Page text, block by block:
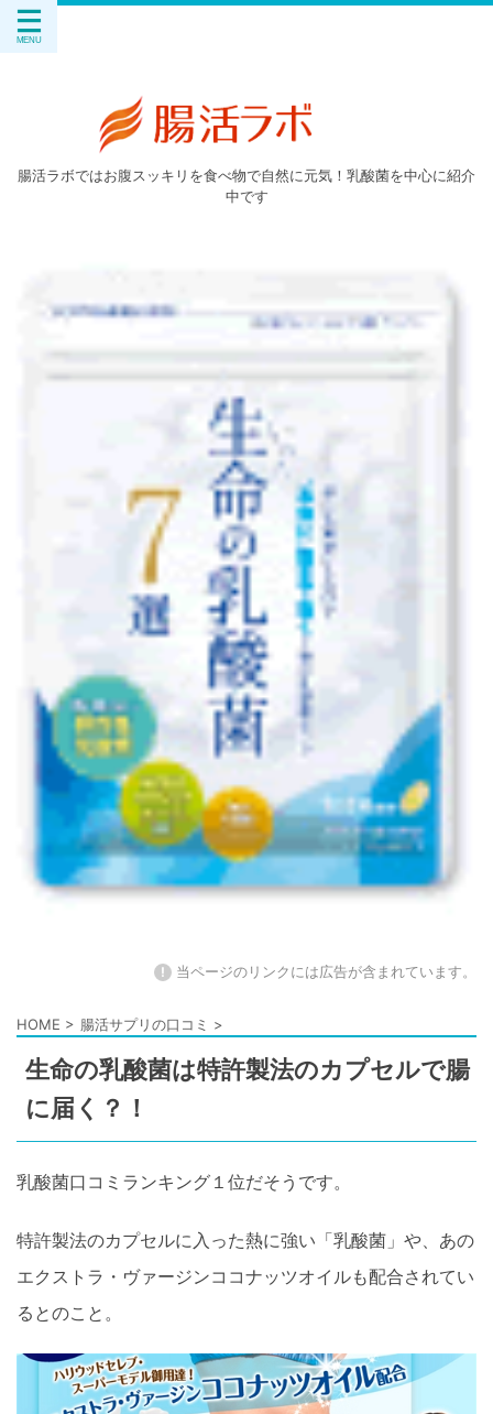
腸活ラボではお腹スッキリを食べ物で自然に元気！乳酸菌を中心に紹介
中です
! 当ページのリンクには広告が含まれています。
HOME > 腸活サプリの口コミ >
生命の乳酸菌は特許製法のカプセルで腸
に届く？！
乳酸菌口コミランキング１位だそうです。
特許製法のカプセルに入った熱に強い「乳酸菌」や、あの
エクストラ・ヴァージンココナッツオイルも配合されてい
るとのこと。